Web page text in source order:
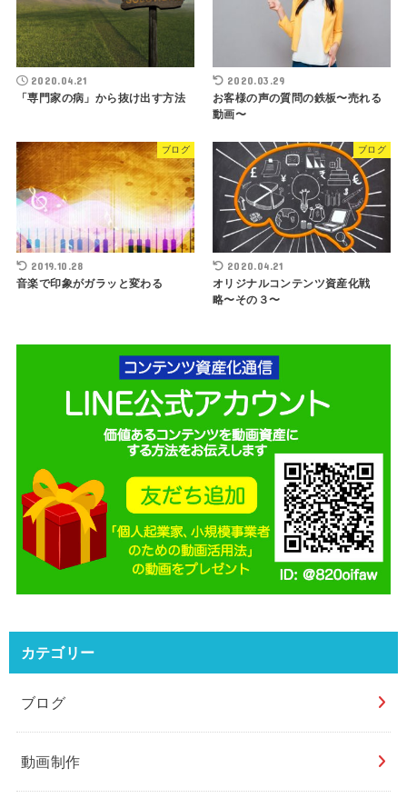
2020.04.21
「専門家の病」から抜け出す方法
2020.03.29
お客様の声の質問の鉄板〜売れる
動画〜
ブログ
2019.10.28
音楽で印象がガラッと変わる
ブログ
2020.04.21
オリジナルコンテンツ資産化戦
略〜その３〜
カテゴリー
ブログ
動画制作